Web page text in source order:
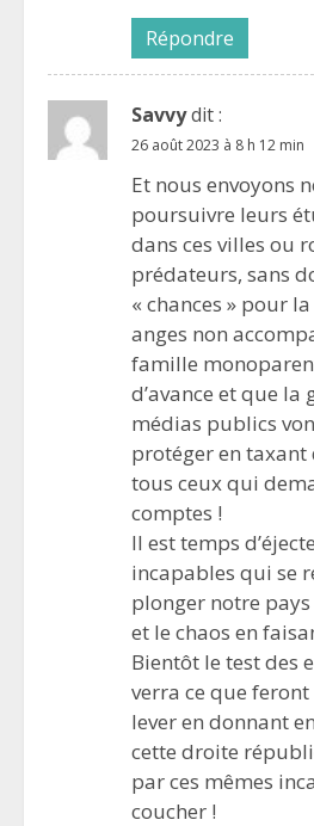
Répondre
Savvydit :
26 août 2023 à 8 h 12 min
Et nous envoyons
poursuivre leurs
dans ces villes ou
prédateurs, sans
« chances » pour
anges non
famille
d’avance et que la
médias publics
protéger en
tous ceux qui
comptes !
Il est temps
incapables qui se
plonger notre pays
et le chaos en
Bientôt le test des
verra ce que
lever en donnant
cette droite
par ces mêmes
coucher !